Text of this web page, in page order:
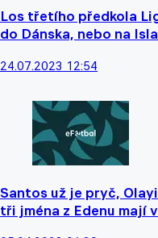
Los třetího předkola
do Dánska, nebo na
24.07.2023 12:54
Santos už je pryč,
tři jména z Edenu mají